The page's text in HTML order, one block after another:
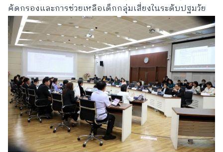
คัดกรองและการช่วยเหลือเด็กกลุ่มเสี่ยงในระดับปฐมวัย